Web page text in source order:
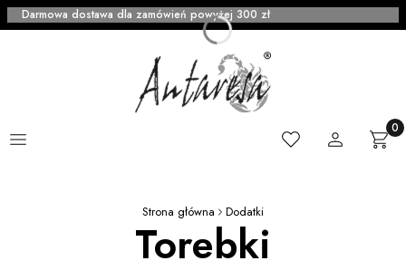
Darmowa dostawa dla zamówień powyżej 300 zł
Menu UlubioneZaloguj się
Strona główna Dodatki
Torebki